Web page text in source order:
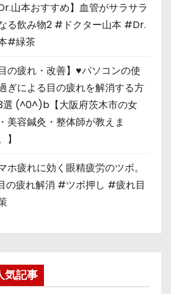
Dr.山本おすすめ】血管がサラサラ
る飲み物2 #ドクター山本 #Dr.
#緑茶
目の疲れ・改善】♥パソコンの使
ぎによる目の疲れを解消する方
選 (^0^)b【大阪府茨木市の女
美容鍼灸・整体師が教えま
】
ホ疲れに効く眼精疲労のツボ。
の疲れ解消 #ツボ押し #疲れ目
気記事